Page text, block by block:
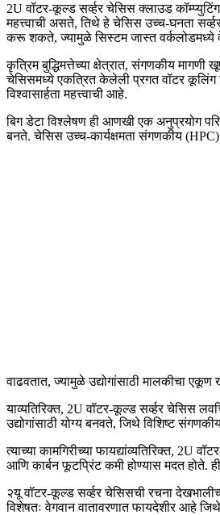
2U वॉटर-कूल्ड सर्व्हर चेसिस क्लाउड
महत्त्वाची असते, तिथे हे चेसिस उच्च-घनता
करू शकते, ज्यामुळे सिस्टम जास्त वर्कलोडमध्ये
कृत्रिम बुद्धिमत्तेच्या क्षेत्रात, संगणकीय
चेसिसमध्ये एकत्रित केलेली प्रगत वॉटर कूलिंग
विश्वासार्हता महत्त्वाची आहे.
बिग डेटा विश्लेषण ही आणखी एक अनुप्रयोग
बनते. चेसिस उच्च-कार्यक्षमता संगणकीय
वाढवतात, ज्यामुळे उद्योगांसाठी मालकीचा एकूण
याव्यतिरिक्त, 2U वॉटर-कूल्ड सर्व्हर चेसिस
उद्योगांसाठी योग्य बनवते, जिथे विशिष्ट
त्याच्या कामगिरीच्या फायद्यांव्यतिरिक्त,
आणि कार्बन फूटप्रिंट कमी होण्यास मदत होते.
२यू वॉटर-कूल्ड सर्व्हर चेसिसची रचना
विशेषतः वेगवान वातावरणात फायदेशीर आहे